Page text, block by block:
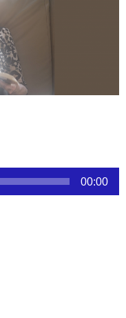
00:00